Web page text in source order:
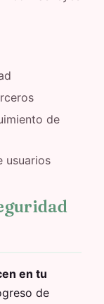
de
usuarios
en tu
de